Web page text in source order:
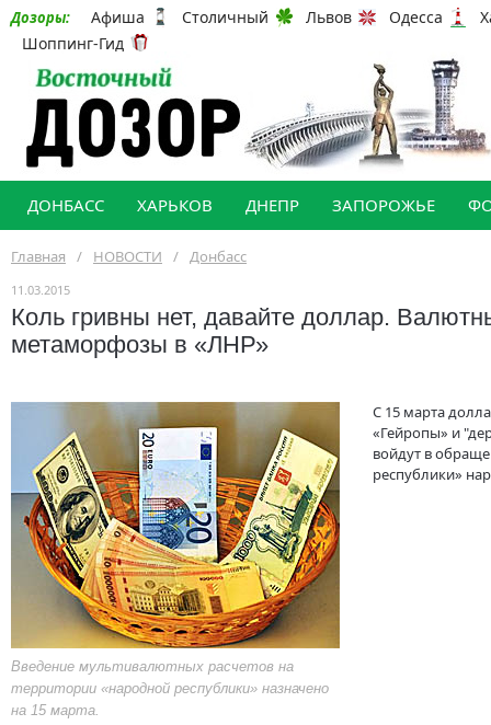
Дозоры: Афиша Столичный Львов Одесса
Шоппинг-Гид
ДОНБАСС ХАРЬКОВ ДНЕПР ЗАПОРОЖЬЕ
Главная / НОВОСТИ / Донбасс
11.03.2015
Коль гривны нет, давайте доллар.
метаморфозы в «ЛНР»
Введение мультивалютных расчетов на
территории «народной республики» назначено
на 15 марта.
С 15 марта
«Гейропы» и
войдут в
республики»